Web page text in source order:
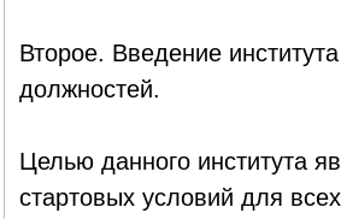
Второе. Введение
должностей.
Целью данного института
стартовых условий для